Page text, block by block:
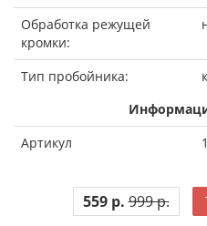
Обработка режущей
кромки:
Тип пробойника:
Артикул
559 р. 999 р.